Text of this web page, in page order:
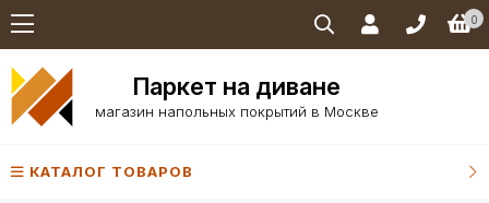
0
Паркет на диване
магазин напольных покрытий в Москве
КАТАЛОГ ТОВАРОВ